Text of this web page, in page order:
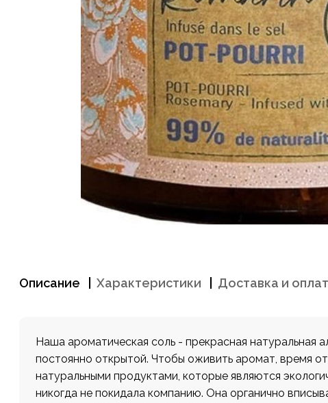
Описание Характеристики Доставка и
Наша ароматическая соль - прекрасная натуральная
постоянно открытой. Чтобы оживить аромат, время
натуральными продуктами, которые являются
никогда не покидала компанию. Она органично